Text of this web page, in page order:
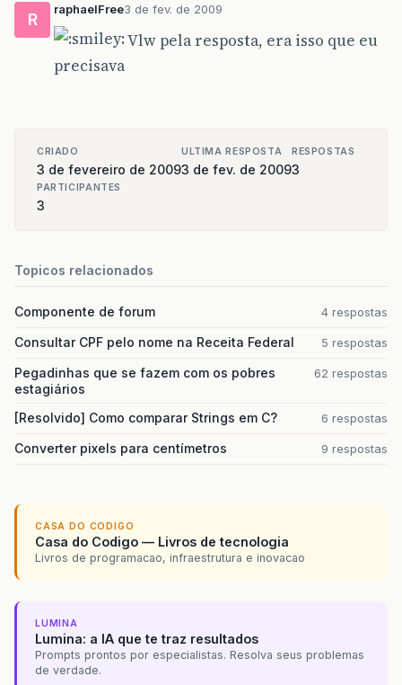
R
raphaelFree3 de fev. de 2009
Vlw pela resposta, era isso que eu
precisava
CRIADO
3 de fevereiro de 2009
ULTIMA RESPOSTA
3 de fev. de 2009
RESPOSTAS
3
PARTICIPANTES
3
Topicos relacionados
Componente de forum 4 respostas
Consultar CPF pelo nome na Receita Federal 5 respostas
Pegadinhas que se fazem com os pobres
estagiários
62 respostas
[Resolvido] Como comparar Strings em C? 6 respostas
Converter pixels para centímetros 9 respostas
CASA DO CODIGO
Casa do Codigo — Livros de tecnologia
Livros de programacao, infraestrutura e inovacao
LUMINA
Lumina: a IA que te traz resultados
Prompts prontos por especialistas. Resolva seus problemas
de verdade.